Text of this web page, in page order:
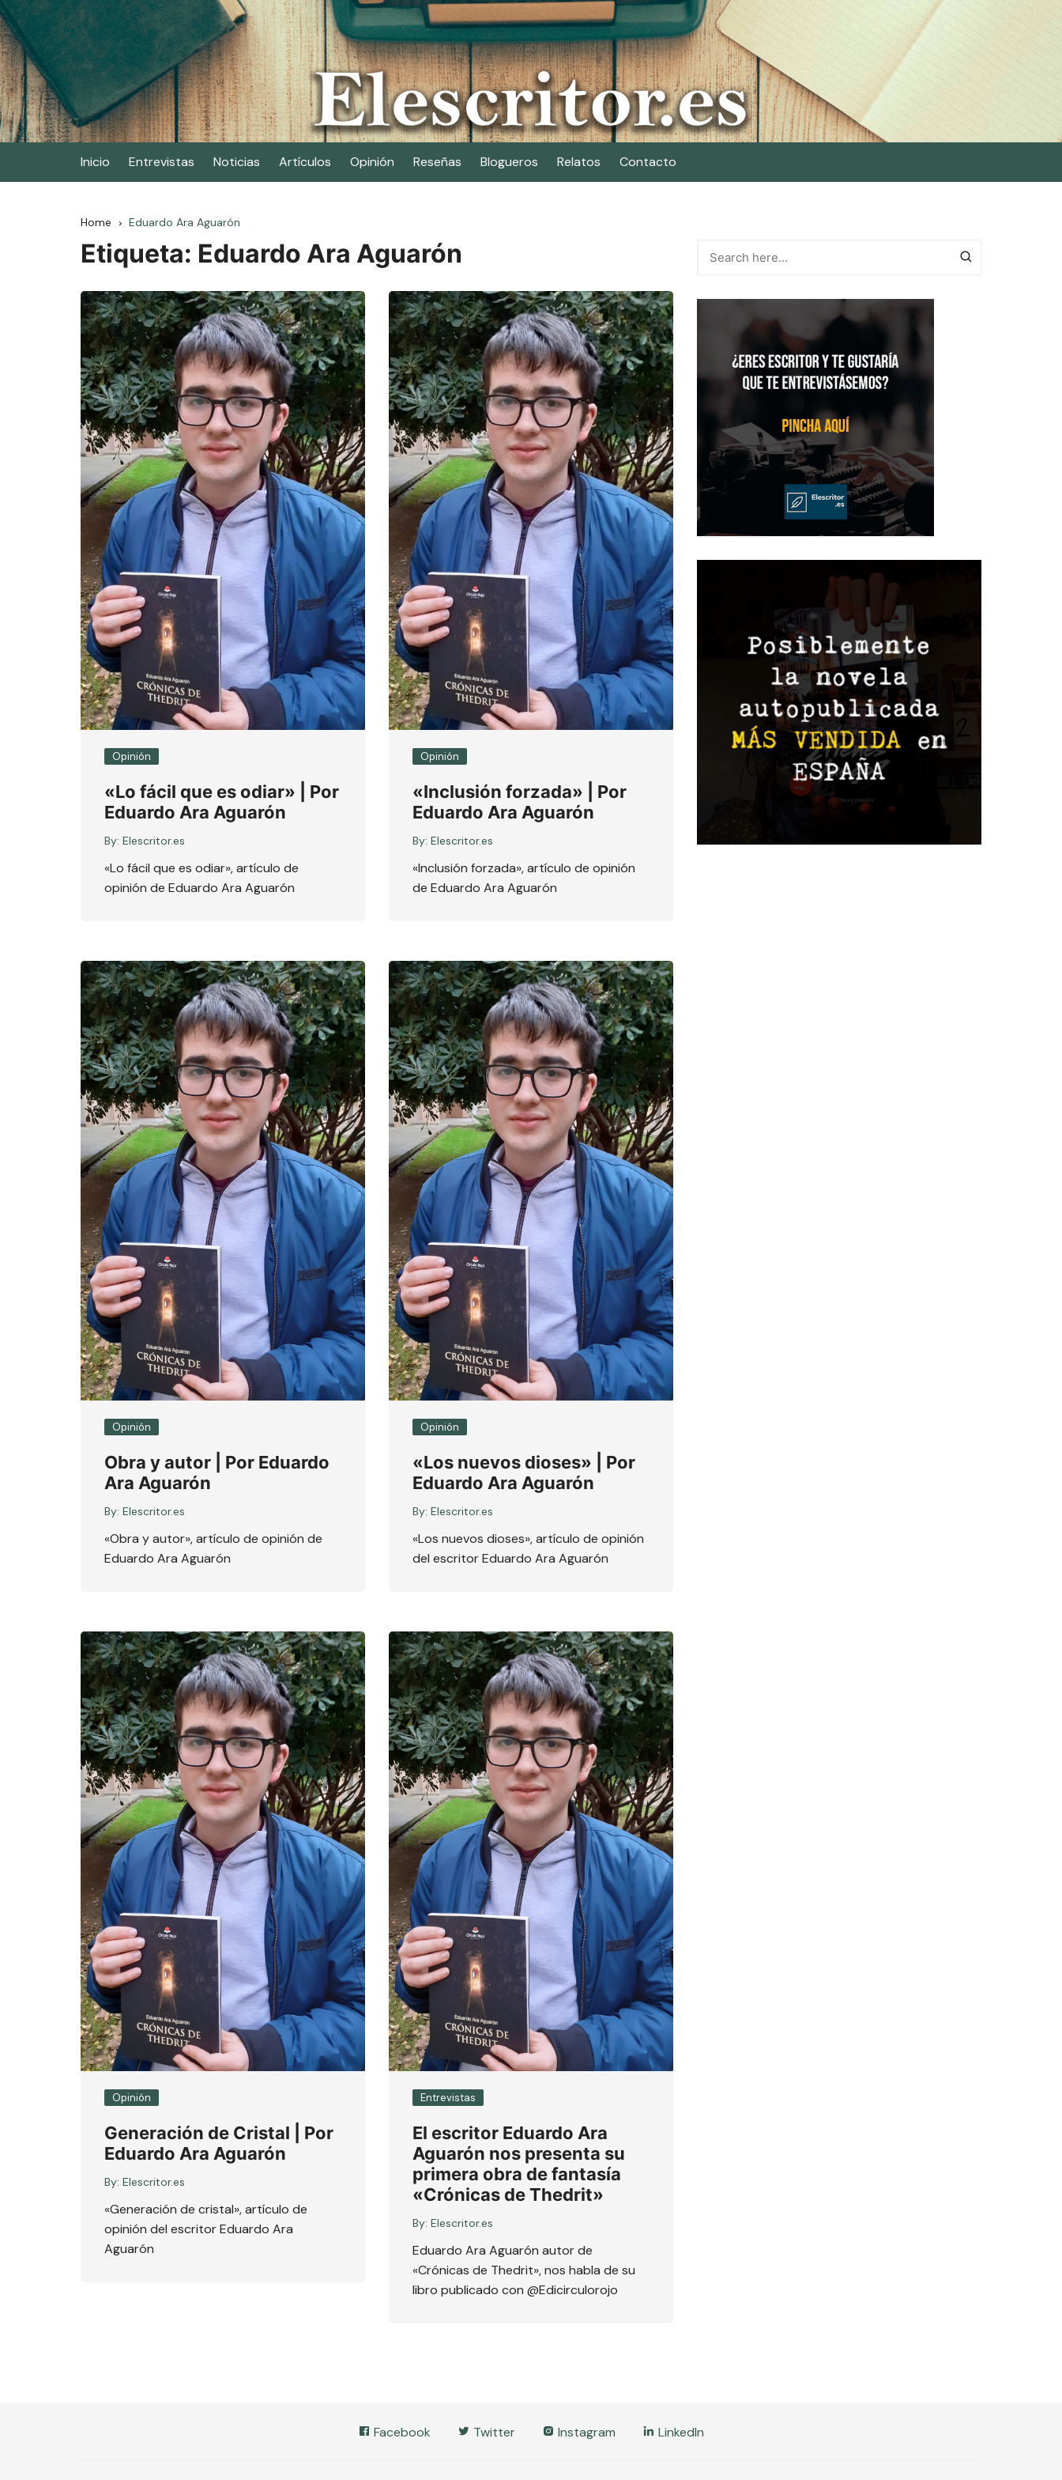
Skip
to
content
Elescritor.es
El periódico digital de los escritores
Inicio Entrevistas Noticias Artículos Opinión Reseñas Blogueros Relatos Contacto
Home Eduardo Ara Aguarón
Etiqueta: Eduardo Ara Aguarón
Opinión
«Lo fácil que es odiar» | Por
Eduardo Ara Aguarón
By: Elescritor.es
«Lo fácil que es odiar», artículo de
opinión de Eduardo Ara Aguarón
Opinión
«Inclusión forzada» | Por
Eduardo Ara Aguarón
By: Elescritor.es
«Inclusión forzada», artículo de opinión
de Eduardo Ara Aguarón
Opinión
Obra y autor | Por Eduardo
Ara Aguarón
By: Elescritor.es
«Obra y autor», artículo de opinión de
Eduardo Ara Aguarón
Opinión
«Los nuevos dioses» | Por
Eduardo Ara Aguarón
By: Elescritor.es
«Los nuevos dioses», artículo de opinión
del escritor Eduardo Ara Aguarón
Opinión
Generación de Cristal | Por
Eduardo Ara Aguarón
By: Elescritor.es
«Generación de cristal», artículo de
opinión del escritor Eduardo Ara
Aguarón
Entrevistas
El escritor Eduardo Ara
Aguarón nos presenta su
primera obra de fantasía
«Crónicas de Thedrit»
By: Elescritor.es
Eduardo Ara Aguarón autor de
«Crónicas de Thedrit», nos habla de su
libro publicado con @Edicirculorojo
Facebook Twitter Instagram LinkedIn